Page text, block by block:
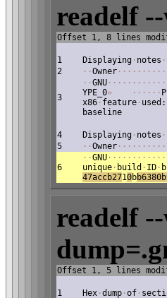
readelf
Offset 1, 8 lines
1 Displaying · notes ·
2
· ·Owner · · · · · · · · · ·
3
· ·GNU · · · · · · · · · · · ·
YPE_0» · · · · · ·
x86 · feature · used:
baseline
4 Displaying · notes ·
5
· ·Owner · · · · · · · · · ·
6
· ·GNU · · · · · · · · · · · ·
unique · build · ID ·
47accb2710b
readelf
Offset 1, 5 lines
1 Hex ·dump ·of ·